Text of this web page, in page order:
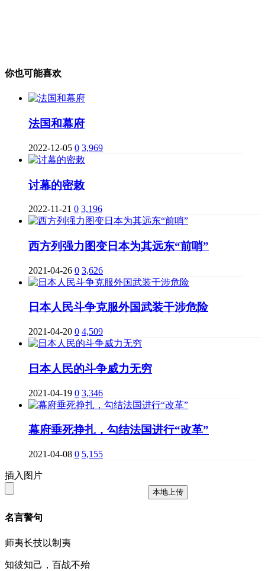
你也可能喜欢
法国和幕府
2022-12-05 0 3,969
讨幕的密敕
2022-11-21 0 3,196
西方列强力图变日本为其远东“前哨”
2021-04-26 0 3,626
日本人民斗争克服外国武装干涉危险
2021-04-20 0 4,509
日本人民的斗争威力无穷
2021-04-19 0 3,346
幕府垂死挣扎，勾结法国进行“改革”
2021-04-08 0 5,155
插入图片
本地上传
名言警句
师夷长技以制夷
知彼知己，百战不殆